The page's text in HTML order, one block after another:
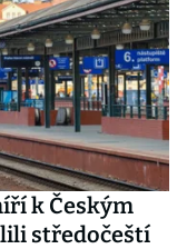
k Českým
středočeští